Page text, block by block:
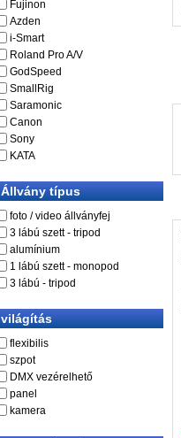
Fujinon
Azden
i-Smart
Roland Pro A/V
GodSpeed
SmallRig
Saramonic
Canon
Sony
KATA
Állvány típus
foto / video állványfej
3 lábú szett - tripod
alumínium
1 lábú szett - monopod
3 lábú - tripod
világítás
flexibilis
szpot
DMX vezérelhető
panel
kamera